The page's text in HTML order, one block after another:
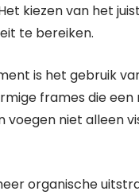
kiezen van het
te bereiken.
is het gebruik
frames die
niet alleen
organische